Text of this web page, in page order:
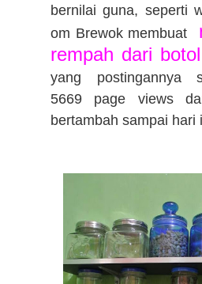
bernilai guna, seperti
om Brewok membuat
rempah dari
yang postingannya
5669 page views
bertambah sampai hari